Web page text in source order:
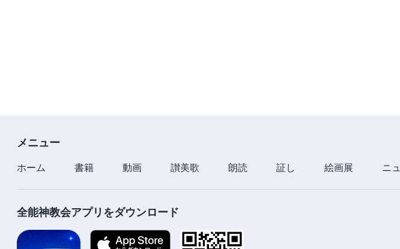
メニュー
ホーム 書籍 動画 讃美歌 朗読 証し 絵画展 ニ
全能神教会アプリをダウンロード